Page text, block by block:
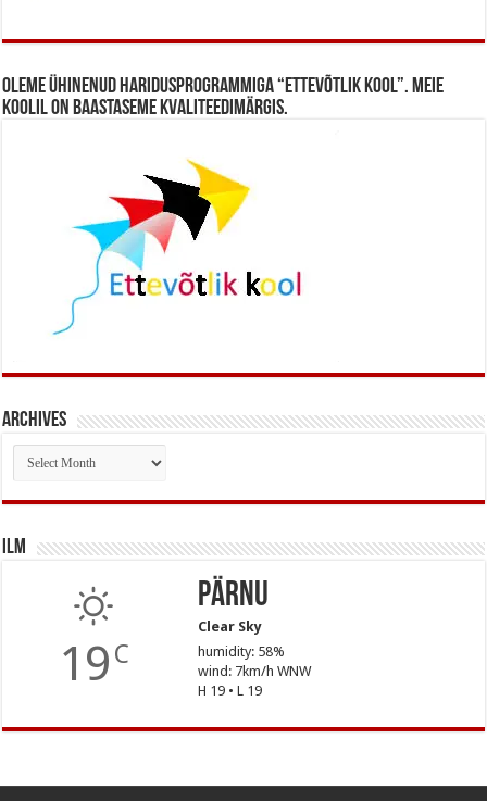
Oleme ühinenud haridusprogrammiga “Ettevõtlik Kool”. Meie
koolil on baastaseme kvaliteedimärgis.
Archives
Archives
Ilm
19 C
Pärnu
Clear Sky
humidity: 58%
wind: 7km/h WNW
H 19 • L 19